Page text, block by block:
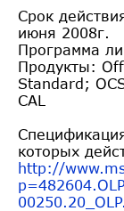
Срок
июня 2008г.
Программа
Продукты:
Standard;
CAL
которых
http://